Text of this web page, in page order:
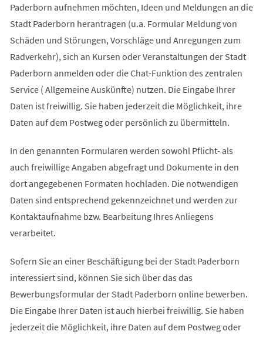
Paderborn aufnehmen möchten, Ideen und Meldungen an die
Stadt Paderborn herantragen (u.a. Formular Meldung von
Schäden und Störungen, Vorschläge und Anregungen zum
Radverkehr), sich an Kursen oder Veranstaltungen der Stadt
Paderborn anmelden oder die Chat-Funktion des zentralen
Service ( Allgemeine Auskünfte) nutzen. Die Eingabe Ihrer
Daten ist freiwillig. Sie haben jederzeit die Möglichkeit, ihre
Daten auf dem Postweg oder persönlich zu übermitteln.
In den genannten Formularen werden sowohl Pflicht- als
auch freiwillige Angaben abgefragt und Dokumente in den
dort angegebenen Formaten hochladen. Die notwendigen
Daten sind entsprechend gekennzeichnet und werden zur
Kontaktaufnahme bzw. Bearbeitung Ihres Anliegens
verarbeitet.
Sofern Sie an einer Beschäftigung bei der Stadt Paderborn
interessiert sind, können Sie sich über das das
Bewerbungsformular der Stadt Paderborn online bewerben.
Die Eingabe Ihrer Daten ist auch hierbei freiwillig. Sie haben
jederzeit die Möglichkeit, ihre Daten auf dem Postweg oder